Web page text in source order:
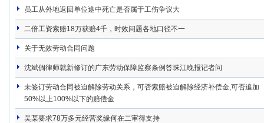
员工从外地返回单位途中死亡是否属于工伤争议大
二倍工资索赔18万获赔4千，时效问题各地口径不一
关于无效劳动合同问题
沈斌倜律师就新修订的广东劳动保障监察条例答珠江晚报记者问
未签订劳动合同被迫解除劳动关系，可否索赔被迫解除经济补偿金,可否追加
50%以上100%以下的赔偿金
吴某要求78万多元经营奖缘何在二审得支持